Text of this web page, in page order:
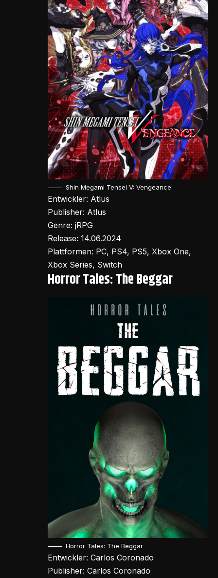
Shin Megami Tensei V: Vengeance
Entwickler: Atlus
Publisher: Atlus
Genre: jRPG
Release: 14.06.2024
Plattformen: PC, PS4, PS5, Xbox One,
Xbox Series, Switch
Horror Tales: The Beggar
Horror Tales: The Beggar
Entwickler: Carlos Coronado
Publisher: Carlos Coronado